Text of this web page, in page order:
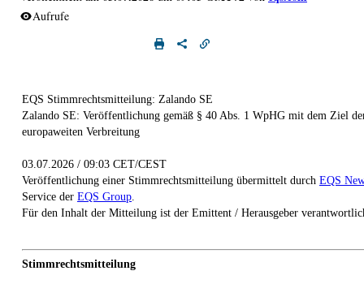
Aufrufe
EQS Stimmrechtsmitteilung: Zalando SE
Zalando SE: Veröffentlichung gemäß § 40 Abs. 1 WpHG mit dem Ziel
europaweiten Verbreitung
03.07.2026 / 09:03 CET/CEST
Veröffentlichung einer Stimmrechtsmitteilung übermittelt durch EQS
Service der EQS Group
Für den Inhalt der Mitteilung ist der Emittent / Herausgeber
Stimmrechtsmitteilung